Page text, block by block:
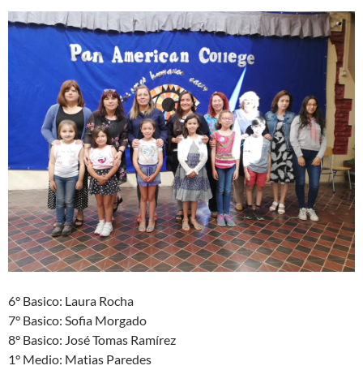
6° Basico: Laura Rocha
7° Basico: Sofia Morgado
8° Basico: José Tomas Ramírez
1° Medio: Matias Paredes